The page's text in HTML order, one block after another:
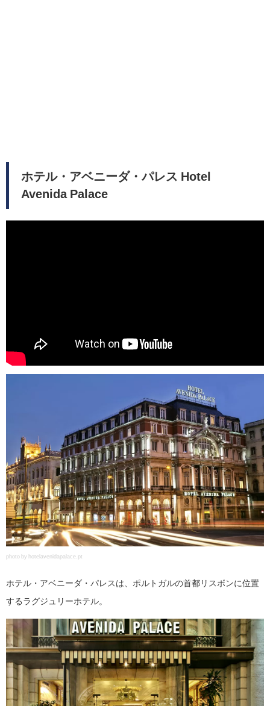
ホテル・アベニーダ・パレス Hotel
Avenida Palace
photo by hotelavenidapalace.pt
ホテル・アベニーダ・パレスは、ポルトガルの首都リスボンに位置
するラグジュリーホテル。